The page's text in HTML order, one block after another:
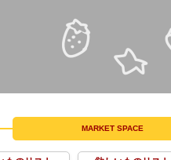
ウマリー
ウマリーちゃん
ネイチャがナンバーワンで
26: ﾈｲﾁｬ ﾈｲﾁｬ
MARKET SPACE